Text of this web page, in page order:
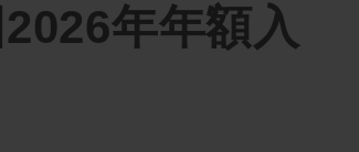
年年額入